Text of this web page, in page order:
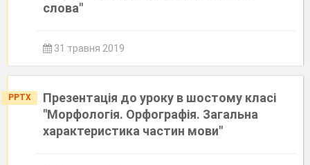
слова"
31 травня 2019
PPTX
Презентація до уроку в шостому класі
"Морфологія. Орфографія. Загальна
характеристика частин мови"